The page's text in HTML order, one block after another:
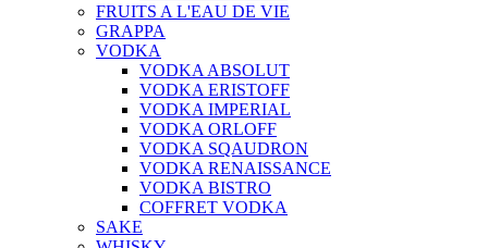
FRUITS A L'EAU DE VIE
GRAPPA
VODKA
VODKA ABSOLUT
VODKA ERISTOFF
VODKA IMPERIAL
VODKA ORLOFF
VODKA SQAUDRON
VODKA RENAISSANCE
VODKA BISTRO
COFFRET VODKA
SAKE